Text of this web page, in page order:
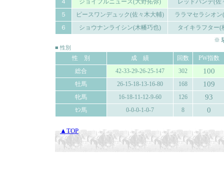
４
ジョイフルニュース(大野拓弥)
レッドバンデ(佐
５
ピースワンデュック(佐々木大輔)
ララマセラシオ
６
ショウナンライシン(木幡巧也)
タイキラフター(
※
■ 性別
性 別 成 績 回数
PW指数
総合
42-33-29-26-25-147 302 100
牡馬 26-15-18-13-16-80 168 109
牝馬 16-18-11-12-9-60 126 93
ｾﾝ馬 0-0-0-1-0-7 8 0
▲TOP